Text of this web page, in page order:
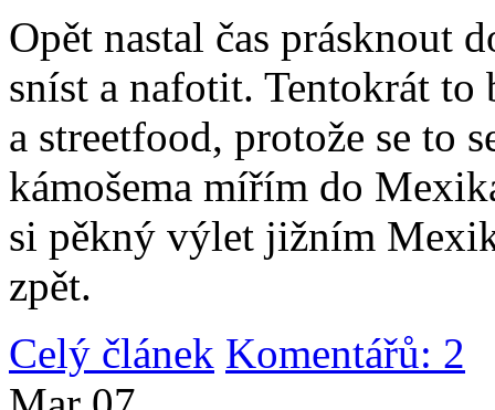
Opět nastal čas prásknout
sníst a nafotit. Tentokrát
a streetfood, protože se to
kámošema mířím do
si pěkný výlet jižním
zpět.
Celý článek Komentářů: 2